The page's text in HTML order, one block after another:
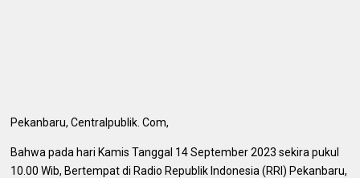
Pekanbaru, Centralpublik. Com,
Bahwa pada hari Kamis Tanggal 14 September 2023 sekira pukul
10.00 Wib, Bertempat di Radio Republik Indonesia (RRI) Pekanbaru,